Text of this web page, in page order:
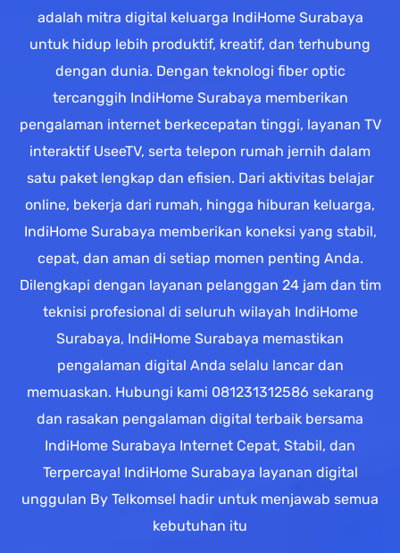
adalah mitra digital keluarga IndiHome Surabaya
untuk hidup lebih produktif, kreatif, dan terhubung
dengan dunia. Dengan teknologi fiber optic
tercanggih IndiHome Surabaya memberikan
pengalaman internet berkecepatan tinggi, layanan TV
interaktif UseeTV, serta telepon rumah jernih dalam
satu paket lengkap dan efisien. Dari aktivitas belajar
online, bekerja dari rumah, hingga hiburan keluarga,
IndiHome Surabaya memberikan koneksi yang stabil,
cepat, dan aman di setiap momen penting Anda.
Dilengkapi dengan layanan pelanggan 24 jam dan tim
teknisi profesional di seluruh wilayah IndiHome
Surabaya, IndiHome Surabaya memastikan
pengalaman digital Anda selalu lancar dan
memuaskan. Hubungi kami 081231312586 sekarang
dan rasakan pengalaman digital terbaik bersama
IndiHome Surabaya Internet Cepat, Stabil, dan
Terpercaya! IndiHome Surabaya layanan digital
unggulan By Telkomsel hadir untuk menjawab semua
kebutuhan itu